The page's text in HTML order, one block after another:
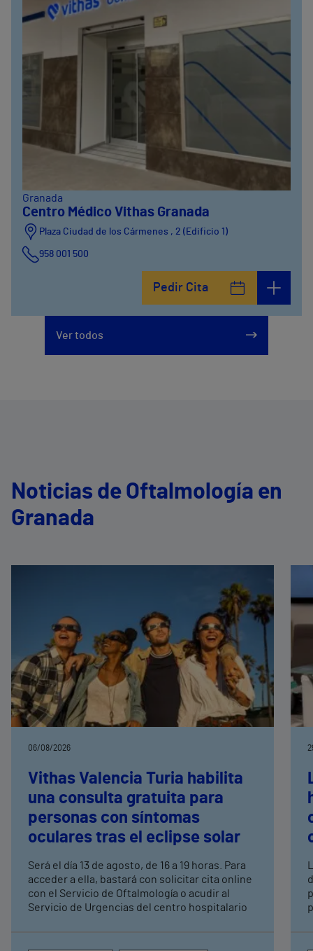
Granada
Centro Médico Vithas Granada
Plaza Ciudad de los Cármenes , 2 (Edificio 1)
958 001 500
Pedir Cita
Ver todos
Noticias de Oftalmología en
Granada
06/08/2026
Vithas Valencia Turia habilita
una consulta gratuita para
personas con síntomas
oculares tras el eclipse solar
Será el día 13 de agosto, de 16 a 19 horas. Para
acceder a ella, bastará con solicitar cita online
con el Servicio de Oftalmología o acudir al
Servicio de Urgencias del centro hospitalario